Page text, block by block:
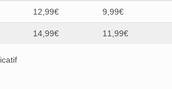
12,99€ 9,99€
14,99€ 11,99€